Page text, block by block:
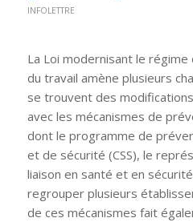
INFOLETTRE
La Loi modernisant le
du travail amène plusieurs
se trouvent des
avec les mécanismes de
dont le programme de
et de sécurité (CSS), le
liaison en santé et en
regrouper plusieurs
de ces mécanismes fait